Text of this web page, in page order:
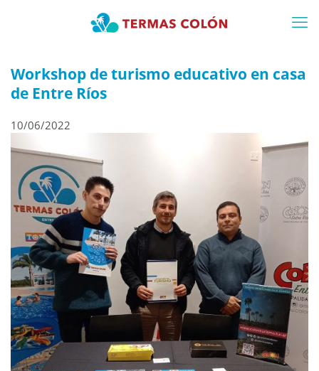
Workshop de turismo educativo en casa
de Entre Ríos
10/06/2022